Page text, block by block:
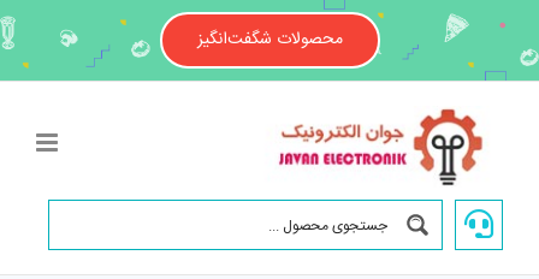
content
محصولات شگفت‌انگیز